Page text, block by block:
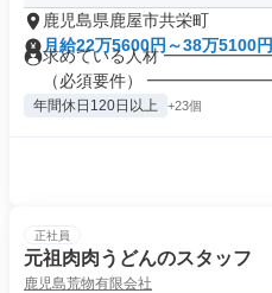
鹿児島県鹿屋市共栄町
月給22万5600円～38万5100円
求めている人材
（必須要件）
年間休日120日以上 +23個
正社員
元祖肉肉うどんのスタッフ
鹿児島荒物有限会社